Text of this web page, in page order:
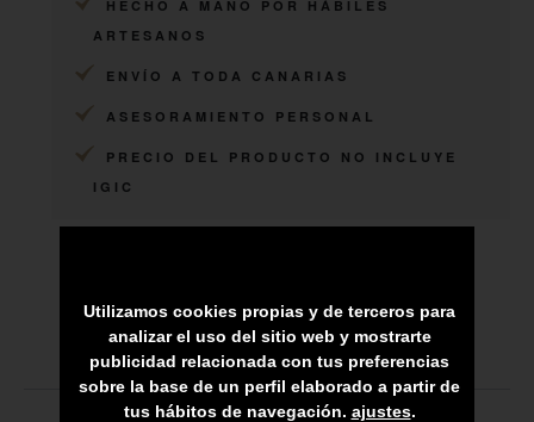
HECHO A MANO POR HÁBILES
ARTESANOS
ENVÍO A TODA CANARIAS
ASESORAMIENTO PERSONAL
PRECIO DEL PRODUCTO NO INCLUYE
IGIC
Utilizamos cookies propias y de terceros para
analizar el uso del sitio web y mostrarte
publicidad relacionada con tus preferencias
sobre la base de un perfil elaborado a partir de
tus hábitos de navegación. ajustes.